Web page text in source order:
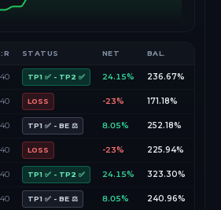
STATUS NET BAL.
TP1 ✅ - TP2 ✅ 24.15% 236.67%
LOSS -23% 171.18%
TP1 ✅ - BE ⚖️ 8.05% 252.18%
LOSS -23% 225.94%
TP1 ✅ - TP2 ✅ 24.15% 323.30%
TP1 ✅ - BE ⚖️ 8.05% 240.96%